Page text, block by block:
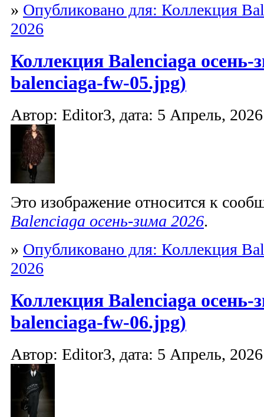
» Опубликовано для: Коллекция
2026
Коллекция Balenciaga осень-
balenciaga-fw-05.jpg)
Автор: Editor3, дата: 5 Апрель,
Это изображение относится к
Balenciaga осень-зима 2026.
» Опубликовано для: Коллекция
2026
Коллекция Balenciaga осень-
balenciaga-fw-06.jpg)
Автор: Editor3, дата: 5 Апрель,